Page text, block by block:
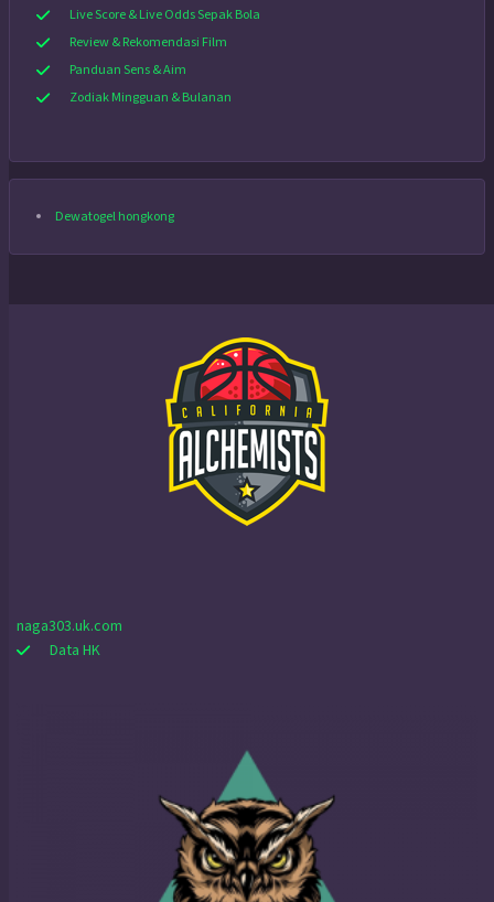
Live Score & Live Odds Sepak Bola
Review & Rekomendasi Film
Panduan Sens & Aim
Zodiak Mingguan & Bulanan
Dewatogel hongkong
naga303.uk.com
Data HK